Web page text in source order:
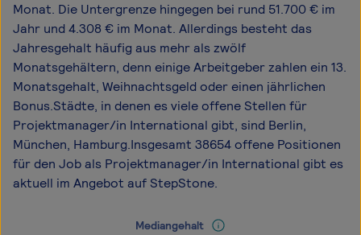
Monat. Die Untergrenze hingegen bei rund 51.700 € im
Jahr und 4.308 € im Monat. Allerdings besteht das
Jahresgehalt häufig aus mehr als zwölf
Monatsgehältern, denn einige Arbeitgeber zahlen ein 13.
Monatsgehalt, Weihnachtsgeld oder einen jährlichen
Bonus.Städte, in denen es viele offene Stellen für
Projektmanager/in International gibt, sind Berlin,
München, Hamburg.Insgesamt 38654 offene Positionen
für den Job als Projektmanager/in International gibt es
aktuell im Angebot auf StepStone.
Mediangehalt